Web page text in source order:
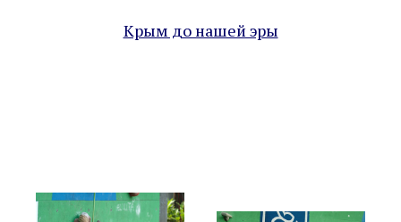
Крым до нашей эры